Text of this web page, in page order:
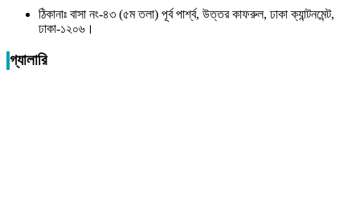
ঠিকানাঃ বাসা নং-৪৩ (৫ম তলা) পূর্ব পার্শ্ব, উত্তর কাফরুল, ঢাকা ক্যান্টনমেন্ট,
ঢাকা-১২০৬।
গ্যালারি